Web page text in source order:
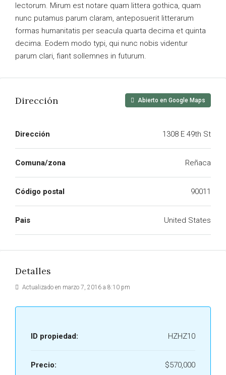
lectorum. Mirum est notare quam littera gothica, quam
nunc putamus parum claram, anteposuerit litterarum
formas humanitatis per seacula quarta decima et quinta
decima. Eodem modo typi, qui nunc nobis videntur
parum clari, fiant sollemnes in futurum.
Dirección Abierto en Google Maps
Dirección 1308 E 49th St
Comuna/zona Reñaca
Código postal 90011
Pais United States
Detalles
Actualizado en marzo 7, 2016 a 8:10 pm
ID propiedad: HZHZ10
Precio: $570,000